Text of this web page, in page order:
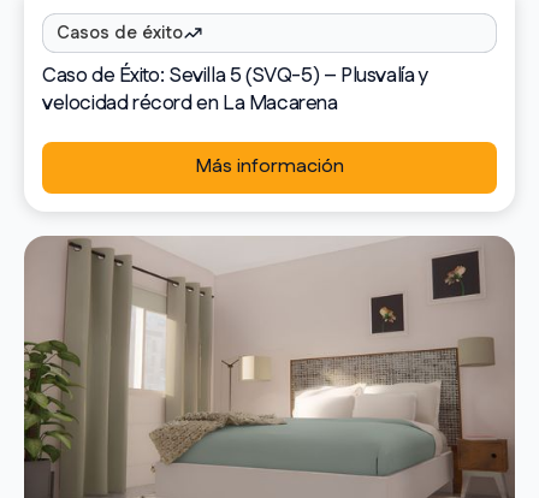
Casos de éxito
Caso de Éxito: Sevilla 5 (SVQ-5) – Plusvalía y
velocidad récord en La Macarena
Más información